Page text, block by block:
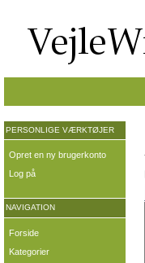
PERSONLIGE VÆRKTØJER
Opret en ny brugerkonto
Log på
NAVIGATION
Forside
Kategorier